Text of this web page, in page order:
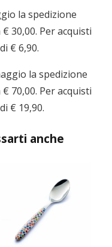
la spedizione
30,00. Per acquisti
€ 6,90.
la spedizione
70,00. Per acquisti
€ 19,90.
anche